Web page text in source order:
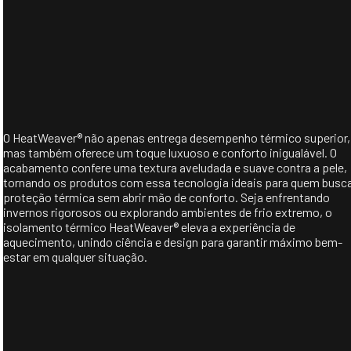
O HeatWeaver® não apenas entrega desempenho térmico superior,
mas também oferece um toque luxuoso e conforto inigualável. O
acabamento confere uma textura aveludada e suave contra a pele,
tornando os produtos com essa tecnologia ideais para quem
proteção térmica sem abrir mão de conforto. Seja enfrentando
invernos rigorosos ou explorando ambientes de frio extremo, o
isolamento térmico HeatWeaver® eleva a experiência de
aquecimento, unindo ciência e design para garantir máximo bem-
estar em qualquer situação.